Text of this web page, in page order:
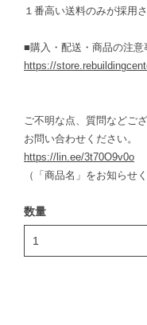
１番高い送料のみが採用さ
■購入・配送・商品の注
https://
ご不明な点、質問などご
お問い合わせください。
https://lin.ee/3t70O9v0o
（「商品名」をお知らせ
数量